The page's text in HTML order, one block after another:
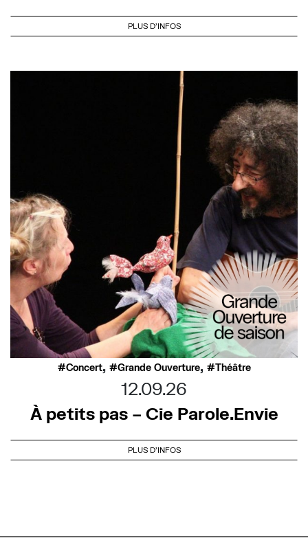
PLUS D'INFOS
Concert, Grande Ouverture, Théâtre
12.09.26
À petits pas – Cie Parole.Envie
PLUS D'INFOS